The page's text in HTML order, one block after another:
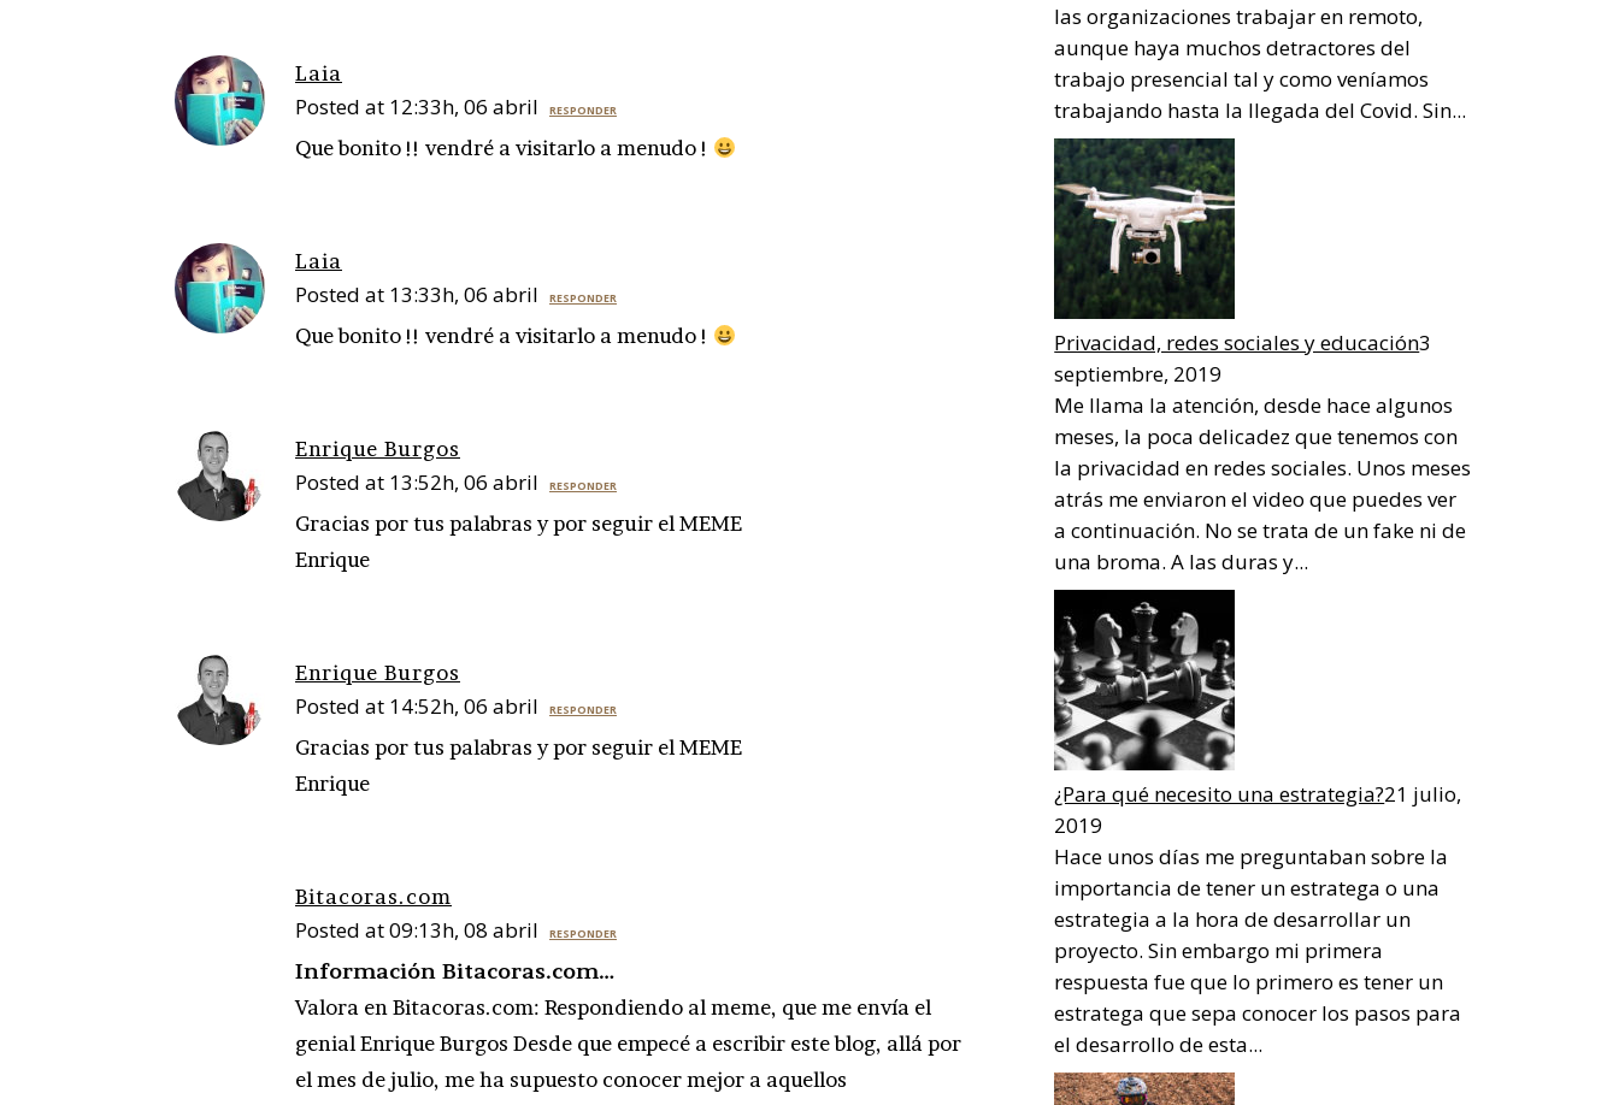
Laia
Posted at 12:33h, 06 abril RESPONDER
Que bonito !! vendré a visitarlo a menudo !
Laia
Posted at 13:33h, 06 abril RESPONDER
Que bonito !! vendré a visitarlo a menudo !
Enrique Burgos
Posted at 13:52h, 06 abril RESPONDER
Gracias por tus palabras y por seguir el MEME
Enrique
Enrique Burgos
Posted at 14:52h, 06 abril RESPONDER
Gracias por tus palabras y por seguir el MEME
Enrique
Bitacoras.com
Posted at 09:13h, 08 abril RESPONDER
Información Bitacoras.com…
Valora en Bitacoras.com: Respondiendo al meme, que me envía el
genial Enrique Burgos Desde que empecé a escribir este blog, allá por
el mes de julio, me ha supuesto conocer mejor a aquellos
las organizaciones trabajar en remoto,
aunque haya muchos detractores del
trabajo presencial tal y como veníamos
trabajando hasta la llegada del Covid. Sin...
Privacidad, redes sociales y educación3
septiembre, 2019
Me llama la atención, desde hace algunos
meses, la poca delicadez que tenemos con
la privacidad en redes sociales. Unos meses
atrás me enviaron el video que puedes ver
a continuación. No se trata de un fake ni de
una broma. A las duras y...
¿Para qué necesito una estrategia?21 julio,
2019
Hace unos días me preguntaban sobre la
importancia de tener un estratega o una
estrategia a la hora de desarrollar un
proyecto. Sin embargo mi primera
respuesta fue que lo primero es tener un
estratega que sepa conocer los pasos para
el desarrollo de esta...